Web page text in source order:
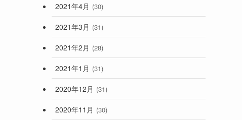
2021年4月 (30)
2021年3月 (31)
2021年2月 (28)
2021年1月 (31)
2020年12月 (31)
2020年11月 (30)